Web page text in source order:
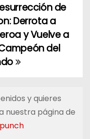
de
Derrota a
y Vuelve a
del
y quieres
nuestra página de